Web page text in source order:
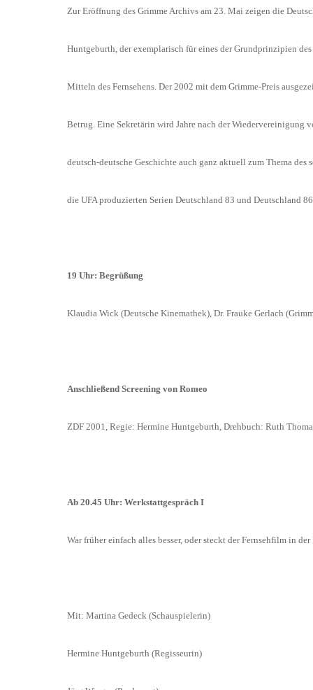
Zur Eröffnung des Grimme Archivs am 23. Mai zeigen die
Huntgeburth, der exemplarisch für eines der Grundprinzipien
Mitteln des Fernsehens. Der 2002 mit dem Grimme-Preis
Betrug. Eine Sekretärin wird Jahre nach der Wiedervereinigung
deutsch-deutsche Geschichte auch ganz aktuell zum Thema
die UFA produzierten Serien Deutschland 83 und Deutschland
19 Uhr: Begrüßung
Klaudia Wick (Deutsche Kinemathek), Dr. Frauke Gerlach
Anschließend Screening von Romeo
ZDF 2001, Regie: Hermine Huntgeburth, Drehbuch: Ruth
Ab 20.45 Uhr: Werkstattgespräch I
War früher einfach alles besser, oder steckt der Fernsehfilm in der
Mit: Martina Gedeck (Schauspielerin)
Hermine Huntgeburth (Regisseurin)